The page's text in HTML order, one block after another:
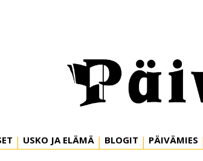
USKO JA ELÄMÄ BLOGIT PÄIVÄMIES